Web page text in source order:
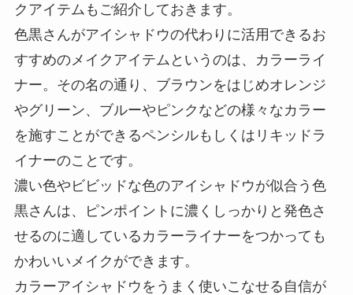
クアイテムもご紹介しておきます。
色黒さんがアイシャドウの代わりに活用できるお
すすめのメイクアイテムというのは、カラーライ
ナー。その名の通り、ブラウンをはじめオレンジ
やグリーン、ブルーやピンクなどの様々なカラー
を施すことができるペンシルもしくはリキッドラ
イナーのことです。
濃い色やビビッドな色のアイシャドウが似合う色
黒さんは、ピンポイントに濃くしっかりと発色さ
せるのに適しているカラーライナーをつかっても
かわいいメイクができます。
カラーアイシャドウをうまく使いこなせる自信が